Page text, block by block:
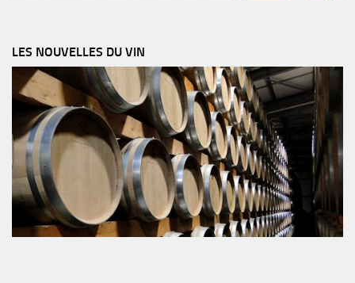
LES NOUVELLES DU VIN